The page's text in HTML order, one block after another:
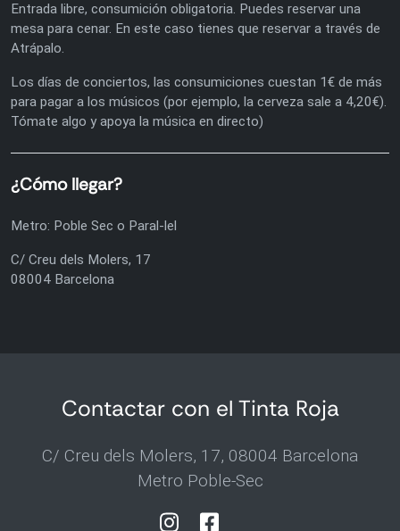
Entrada libre, consumición obligatoria. Puedes reservar una
mesa para cenar. En este caso tienes que reservar a través de
Atrápalo.
Los días de conciertos, las consumiciones cuestan 1€ de más
para pagar a los músicos (por ejemplo, la cerveza sale a 4,20€).
Tómate algo y apoya la música en directo)
¿Cómo llegar?
Metro: Poble Sec o Paral-lel
C/ Creu dels Molers, 17
08004 Barcelona
Contactar con el Tinta Roja
C/ Creu dels Molers, 17, 08004 Barcelona
Metro Poble-Sec